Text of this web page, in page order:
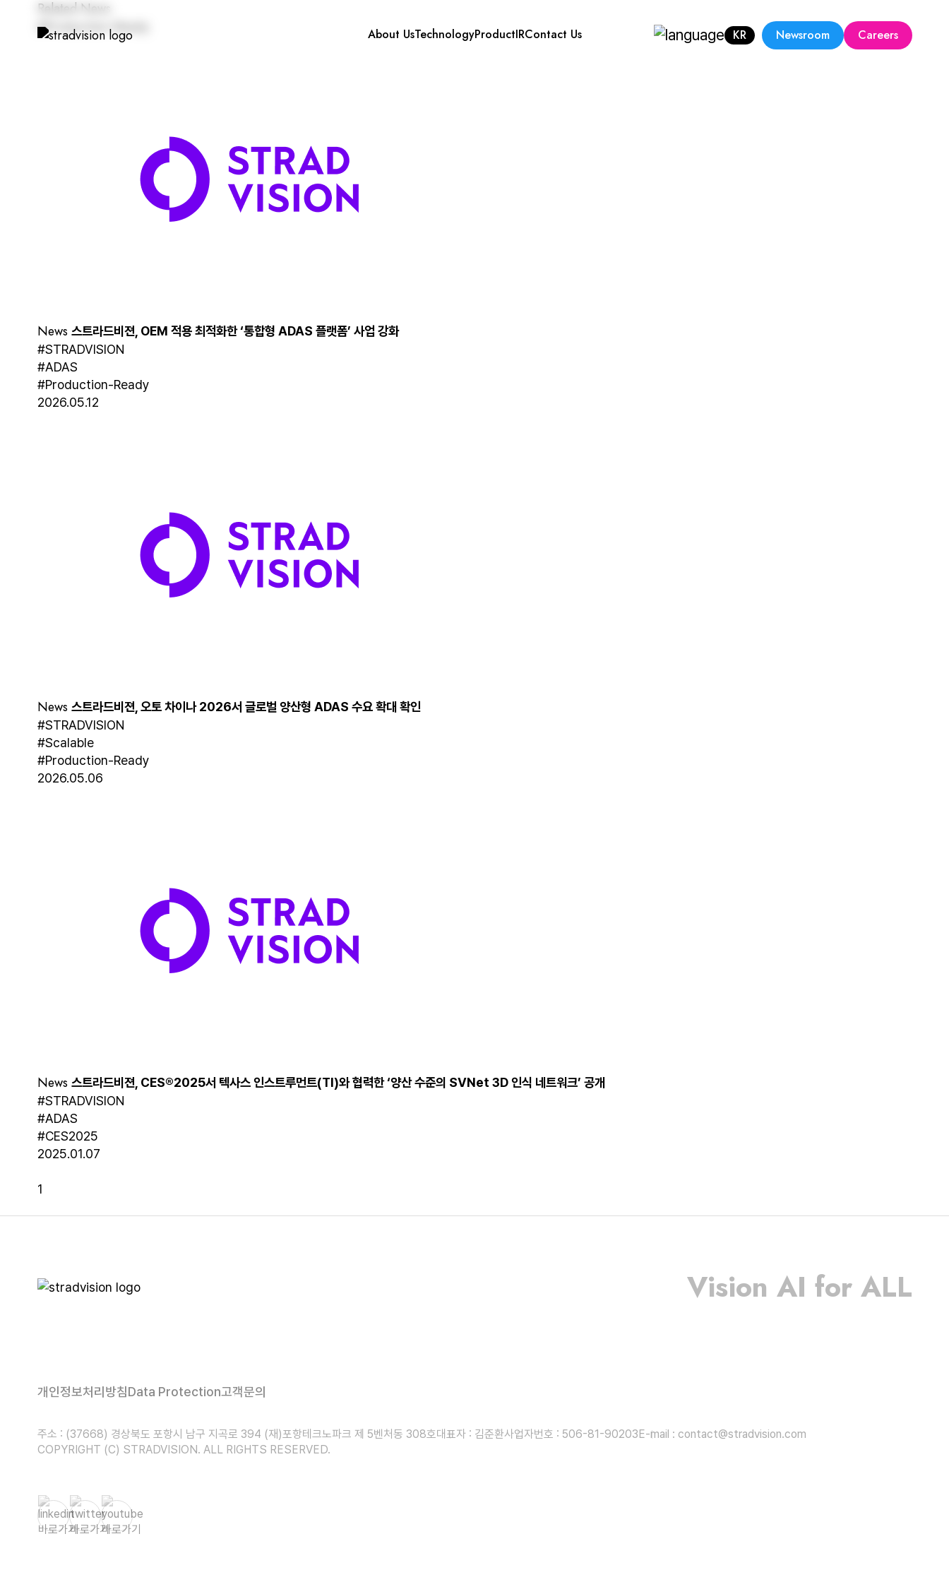
About UsTechnologyProductIRContact Us KR Newsroom Careers
Related News
#Production-Ready
News 스트라드비젼, OEM 적용 최적화한 ‘통합형 ADAS 플랫폼’ 사업 강화
#STRADVISION
#ADAS
#Production-Ready
2026.05.12
News 스트라드비젼, 오토 차이나 2026서 글로벌 양산형 ADAS 수요 확대 확인
#STRADVISION
#Scalable
#Production-Ready
2026.05.06
News 스트라드비젼, CES®2025서 텍사스 인스트루먼트(TI)와 협력한 ‘양산 수준의 SVNet 3D 인식 네트워크’ 공개
#STRADVISION
#ADAS
#CES2025
2025.01.07
1
Vision AI for ALL
개인정보처리방침Data Protection고객문의
주소 : (37668) 경상북도 포항시 남구 지곡로 394 (재)포항테크노파크 제 5벤처동 308호대표자 : 김준환사업자번호 : 506-81-90203E-mail : contact@stradvision.com
COPYRIGHT (C) STRADVISION. ALL RIGHTS RESERVED.